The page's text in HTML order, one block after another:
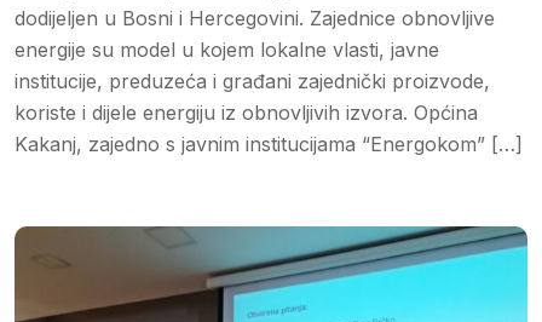
dodijeljen u Bosni i Hercegovini. Zajednice obnovljive
energije su model u kojem lokalne vlasti, javne
institucije, preduzeća i građani zajednički proizvode,
koriste i dijele energiju iz obnovljivih izvora. Općina
Kakanj, zajedno s javnim institucijama “Energokom” […]